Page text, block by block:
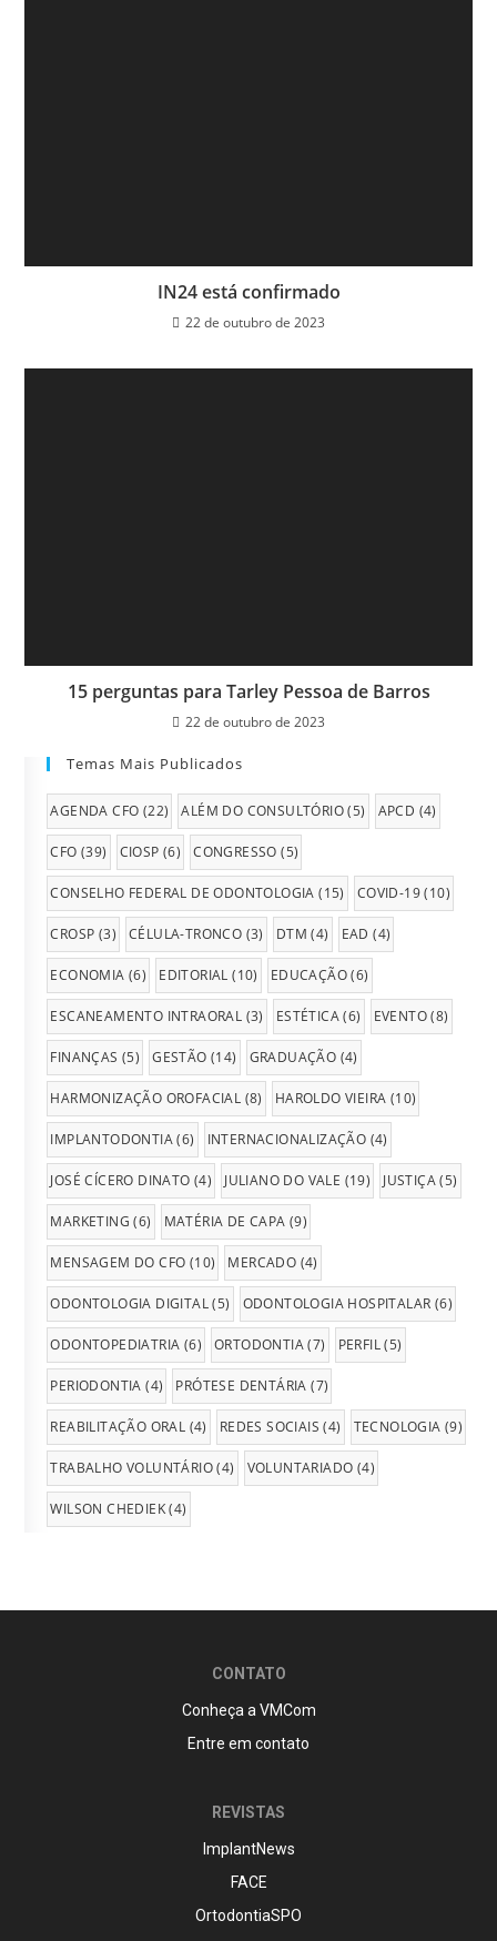
IN24 está confirmado
22 de outubro de 2023
15 perguntas para Tarley Pessoa de Barros
22 de outubro de 2023
Temas Mais Publicados
AGENDA CFO (22) ALÉM DO CONSULTÓRIO(5) APCD (4)
CFO (39) CIOSP (6) CONGRESSO (5)
CONSELHO FEDERAL DE ODONTOLOGIA (15) COVID-19(10)
CROSP (3) CÉLULA-TRONCO (3) DTM (4) EAD (4)
ECONOMIA (6) EDITORIAL (10) EDUCAÇÃO(6)
ESCANEAMENTO INTRAORAL (3) ESTÉTICA(6) EVENTO(8)
FINANÇAS (5) GESTÃO (14) GRADUAÇÃO (4)
HARMONIZAÇÃO OROFACIAL (8) HAROLDO VIEIRA (10)
IMPLANTODONTIA(6) INTERNACIONALIZAÇÃO (4)
JOSÉ CÍCERO DINATO (4) JULIANO DO VALE (19) JUSTIÇA(5)
MARKETING (6) MATÉRIA DE CAPA (9)
MENSAGEM DO CFO (10) MERCADO (4)
ODONTOLOGIA DIGITAL(5) ODONTOLOGIA HOSPITALAR (6)
ODONTOPEDIATRIA (6) ORTODONTIA(7) PERFIL(5)
PERIODONTIA (4) PRÓTESE DENTÁRIA (7)
REABILITAÇÃO ORAL (4) REDES SOCIAIS (4) TECNOLOGIA (9)
TRABALHO VOLUNTÁRIO(4) VOLUNTARIADO (4)
WILSON CHEDIEK(4)
CONTATO
Conheça a VMCom
Entre em contato
REVISTAS
ImplantNews
FACE
OrtodontiaSPO